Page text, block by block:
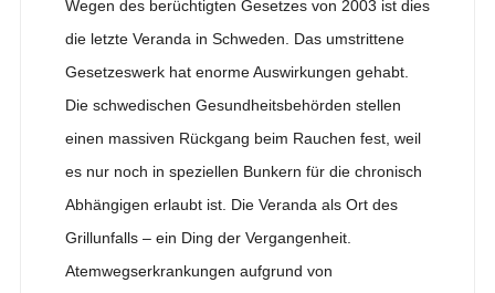
Wegen des berüchtigten Gesetzes von 2003 ist dies
die letzte Veranda in Schweden. Das umstrittene
Gesetzeswerk hat enorme Auswirkungen gehabt.
Die schwedischen Gesundheitsbehörden stellen
einen massiven Rückgang beim Rauchen fest, weil
es nur noch in speziellen Bunkern für die chronisch
Abhängigen erlaubt ist. Die Veranda als Ort des
Grillunfalls – ein Ding der Vergangenheit.
Atemwegserkrankungen aufgrund von